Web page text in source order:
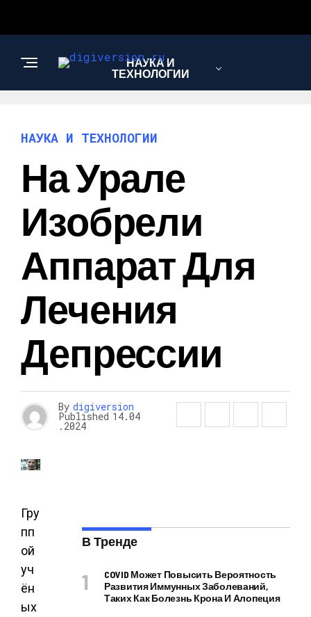
НАУКА И
ТЕХНОЛОГИИ
НАУКА И ТЕХНОЛОГИИ
На Урале
Изобрели
Аппарат Для
Лечения
Депрессии
By digiversion
Published 14.04
.2024
Гру
пп
ой
уч
ён
ых
В Тренде
COVID Может Повысить Вероятность
Развития Иммунных Заболеваний,
Таких Как Болезнь Крона И Алопеция